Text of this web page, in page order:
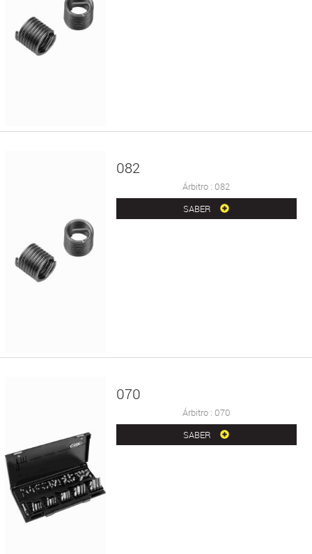
082
Árbitro : 082
SABER
070
Árbitro : 070
SABER